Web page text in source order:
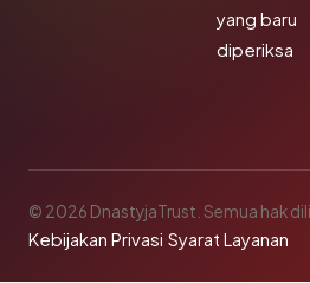
yang baru
diperiksa
© 2026 DnastyjaTrust. Semua hak
Kebijakan Privasi·Syarat Layanan